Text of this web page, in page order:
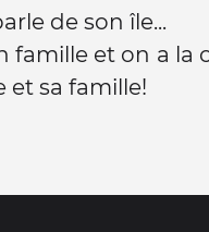
de son île...
famille et on a la
et sa famille!